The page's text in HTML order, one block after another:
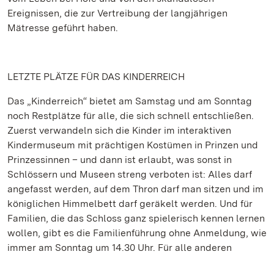
Ereignissen, die zur Vertreibung der langjährigen
Mätresse geführt haben.
LETZTE PLÄTZE FÜR DAS KINDERREICH
Das „Kinderreich“ bietet am Samstag und am Sonntag
noch Restplätze für alle, die sich schnell entschließen.
Zuerst verwandeln sich die Kinder im interaktiven
Kindermuseum mit prächtigen Kostümen in Prinzen und
Prinzessinnen – und dann ist erlaubt, was sonst in
Schlössern und Museen streng verboten ist: Alles darf
angefasst werden, auf dem Thron darf man sitzen und im
königlichen Himmelbett darf geräkelt werden. Und für
Familien, die das Schloss ganz spielerisch kennen lernen
wollen, gibt es die Familienführung ohne Anmeldung, wie
immer am Sonntag um 14.30 Uhr. Für alle anderen